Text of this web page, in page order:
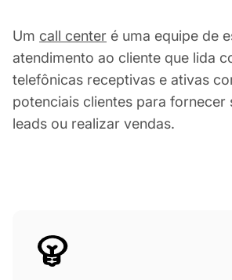
Um call center é uma equipe de
atendimento ao cliente que lida
telefônicas receptivas e ativas
potenciais clientes para fornecer
leads ou realizar vendas.